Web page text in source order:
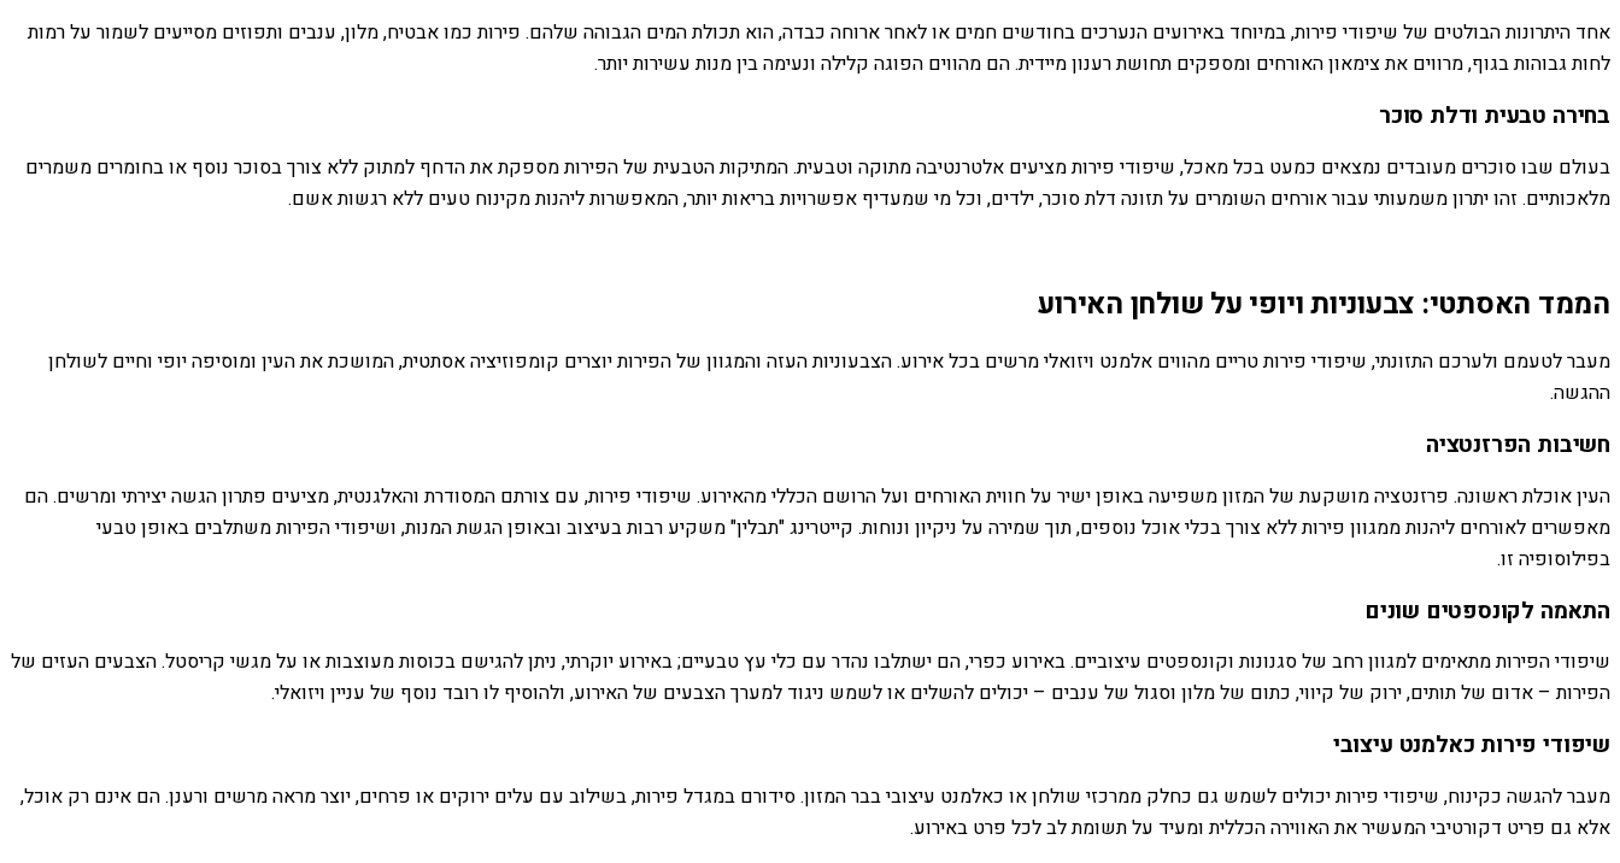
אחד היתרונות הבולטים של שיפודי פירות, במיוחד באירועים הנערכים בחודשים חמים או לאחר ארוחה כבדה, הוא תכולת המים הגבוהה שלהם. פירות כמו אבטיח, מלון, ענבים ותפוזים מסייעים לשמור על רמות
לחות גבוהות בגוף, מרווים את צימאון האורחים ומספקים תחושת רענון מיידית. הם מהווים הפוגה קלילה ונעימה בין מנות עשירות יותר.
בחירה טבעית ודלת סוכר
בעולם שבו סוכרים מעובדים נמצאים כמעט בכל מאכל, שיפודי פירות מציעים אלטרנטיבה מתוקה וטבעית. המתיקות הטבעית של הפירות מספקת את הדחף למתוק ללא צורך בסוכר נוסף או בחומרים משמרים
מלאכותיים. זהו יתרון משמעותי עבור אורחים השומרים על תזונה דלת סוכר, ילדים, וכל מי שמעדיף אפשרויות בריאות יותר, המאפשרות ליהנות מקינוח טעים ללא רגשות אשם.
הממד האסתטי: צבעוניות ויופי על שולחן האירוע
מעבר לטעמם ולערכם התזונתי, שיפודי פירות טריים מהווים אלמנט ויזואלי מרשים בכל אירוע. הצבעוניות העזה והמגוון של הפירות יוצרים קומפוזיציה אסתטית, המושכת את העין ומוסיפה יופי וחיים לשולחן
ההגשה.
חשיבות הפרזנטציה
העין אוכלת ראשונה. פרזנטציה מושקעת של המזון משפיעה באופן ישיר על חווית האורחים ועל הרושם הכללי מהאירוע. שיפודי פירות, עם צורתם המסודרת והאלגנטית, מציעים פתרון הגשה יצירתי ומרשים. הם
מאפשרים לאורחים ליהנות ממגוון פירות ללא צורך בכלי אוכל נוספים, תוך שמירה על ניקיון ונוחות. קייטרינג "תבלין" משקיע רבות בעיצוב ובאופן הגשת המנות, ושיפודי הפירות משתלבים באופן טבעי
בפילוסופיה זו.
התאמה לקונספטים שונים
שיפודי הפירות מתאימים למגוון רחב של סגנונות וקונספטים עיצוביים. באירוע כפרי, הם ישתלבו נהדר עם כלי עץ טבעיים; באירוע יוקרתי, ניתן להגישם בכוסות מעוצבות או על מגשי קריסטל. הצבעים העזים של
הפירות – אדום של תותים, ירוק של קיווי, כתום של מלון וסגול של ענבים – יכולים להשלים או לשמש ניגוד למערך הצבעים של האירוע, ולהוסיף לו רובד נוסף של עניין ויזואלי.
שיפודי פירות כאלמנט עיצובי
מעבר להגשה כקינוח, שיפודי פירות יכולים לשמש גם כחלק ממרכזי שולחן או כאלמנט עיצובי בבר המזון. סידורם במגדל פירות, בשילוב עם עלים ירוקים או פרחים, יוצר מראה מרשים ורענן. הם אינם רק אוכל,
אלא גם פריט דקורטיבי המעשיר את האווירה הכללית ומעיד על תשומת לב לכל פרט באירוע.